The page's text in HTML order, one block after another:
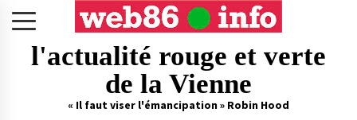
l'actualité rouge et verte
de la Vienne
« Il faut viser l'émancipation » Robin Hood